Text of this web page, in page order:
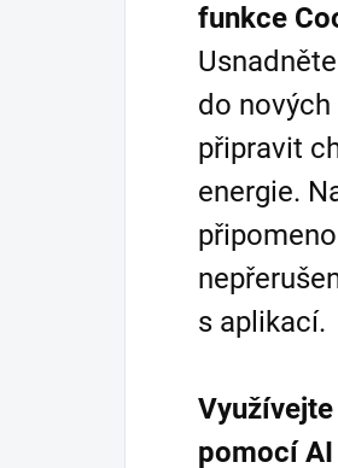
funkce
do
připravit
energie.
s aplikací.
pomocí